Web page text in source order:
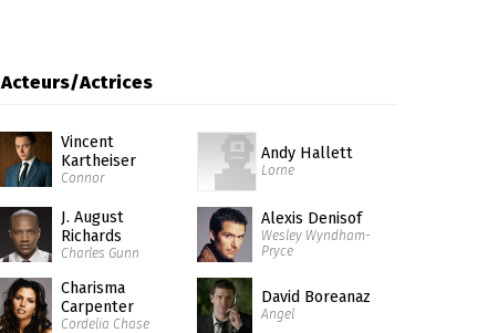
Acteurs/Actrices
Vincent
Kartheiser
Connor
Andy Hallett
Lorne
J. August
Richards
Charles Gunn
Alexis Denisof
Wesley Wyndham-
Pryce
Charisma
Carpenter
Cordelia Chase
David Boreanaz
Angel